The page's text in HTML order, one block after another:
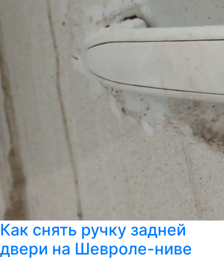
Как снять ручку задней
двери на Шевроле-ниве